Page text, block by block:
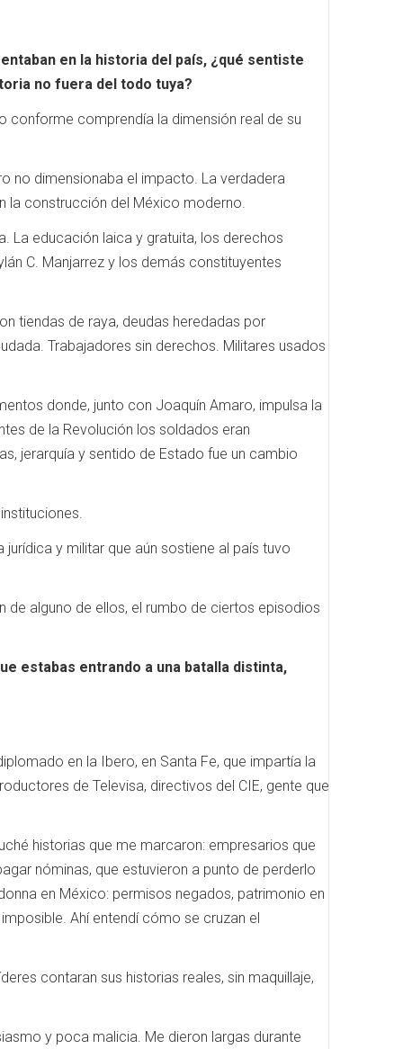
en la historia del país, ¿qué sentiste
no fuera del todo tuya?
conforme comprendía la dimensión real de su
no dimensionaba el impacto. La verdadera
la construcción del México moderno.
La educación laica y gratuita, los derechos
C. Manjarrez y los demás constituyentes
tiendas de raya, deudas heredadas por
Trabajadores sin derechos. Militares usados
donde, junto con Joaquín Amaro, impulsa la
de la Revolución los soldados eran
jerarquía y sentido de Estado fue un cambio
y militar que aún sostiene al país tuvo
de alguno de ellos, el rumbo de ciertos episodios
estabas entrando a una batalla distinta,
en la Ibero, en Santa Fe, que impartía la
de Televisa, directivos del CIE, gente que
historias que me marcaron: empresarios que
nóminas, que estuvieron a punto de perderlo
en México: permisos negados, patrimonio en
Ahí entendí cómo se cruzan el
contaran sus historias reales, sin maquillaje,
y poca malicia. Me dieron largas durante